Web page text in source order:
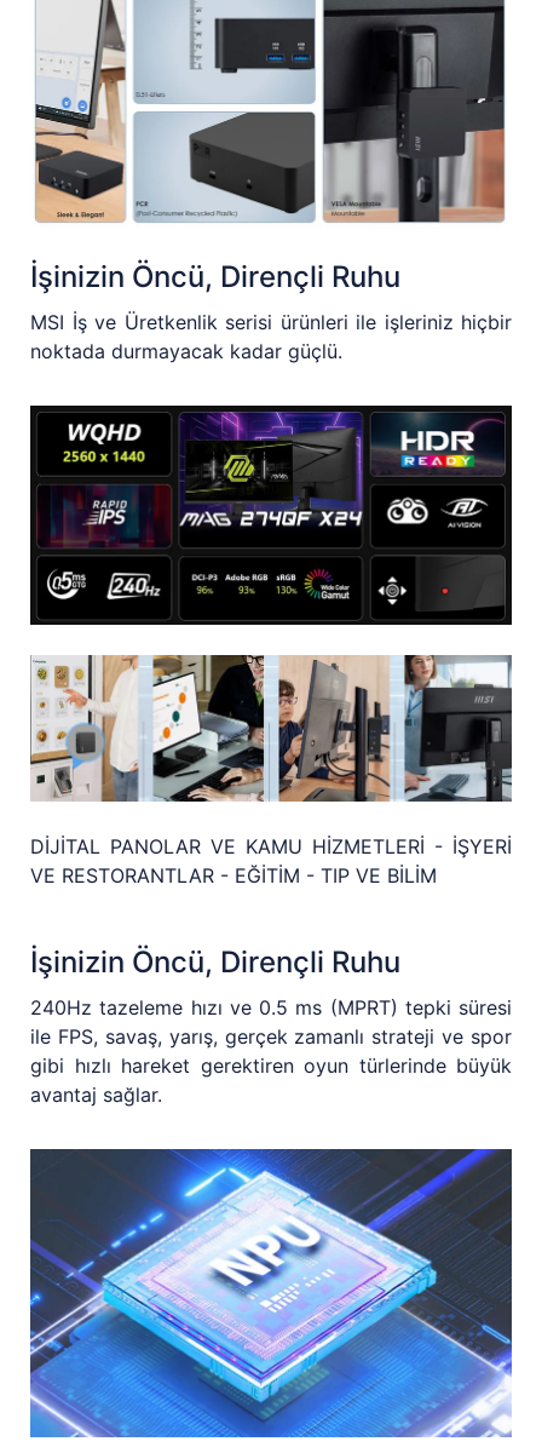
İşinizin Öncü, Dirençli Ruhu
MSI İş ve Üretkenlik serisi ürünleri ile işleriniz hiçbir
noktada durmayacak kadar güçlü.
DİJİTAL PANOLAR VE KAMU HİZMETLERİ - İŞYERİ
VE RESTORANTLAR - EĞİTİM - TIP VE BİLİM
İşinizin Öncü, Dirençli Ruhu
240Hz tazeleme hızı ve 0.5 ms (MPRT) tepki süresi
ile FPS, savaş, yarış, gerçek zamanlı strateji ve spor
gibi hızlı hareket gerektiren oyun türlerinde büyük
avantaj sağlar.